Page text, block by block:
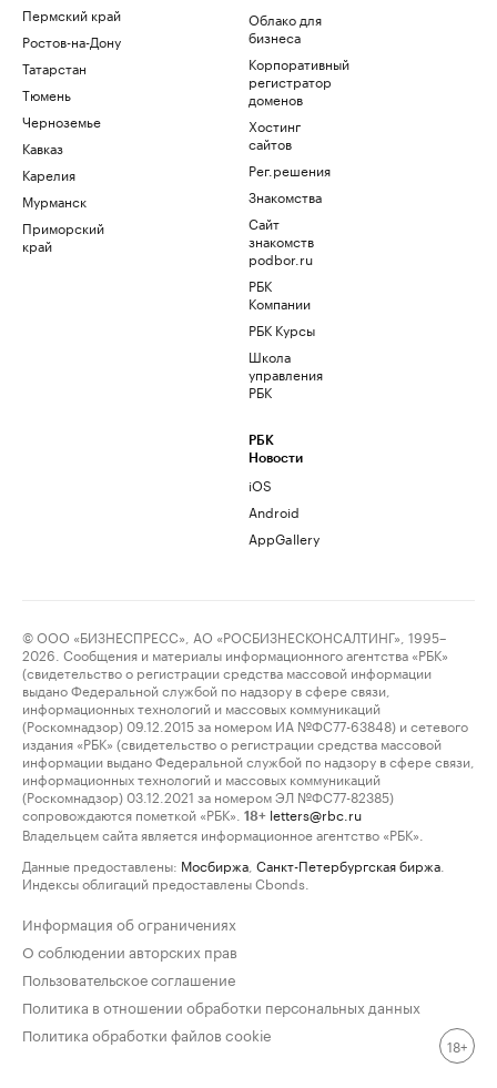
Пермский край
Ростов-на-Дону
Татарстан
Тюмень
Черноземье
Кавказ
Карелия
Мурманск
Приморский
край
Облако для
бизнеса
Корпоративный
регистратор
доменов
Хостинг
сайтов
Рег.решения
Знакомства
Сайт
знакомств
podbor.ru
РБК
Компании
РБК Курсы
Школа
управления
РБК
РБК
Новости
iOS
Android
AppGallery
© ООО «БИЗНЕСПРЕСС», АО «РОСБИЗНЕСКОНСАЛТИНГ», 1995–
2026. Сообщения и материалы информационного агентства «РБК»
(свидетельство о регистрации средства массовой информации
выдано Федеральной службой по надзору в сфере связи,
информационных технологий и массовых коммуникаций
(Роскомнадзор) 09.12.2015 за номером ИА №ФС77-63848) и сетевого
издания «РБК» (свидетельство о регистрации средства массовой
информации выдано Федеральной службой по надзору в сфере связи,
информационных технологий и массовых коммуникаций
(Роскомнадзор) 03.12.2021 за номером ЭЛ №ФС77-82385)
сопровождаются пометкой «РБК».
18+ letters@rbc.ru
Владельцем сайта является информационное агентство «РБК».
Данные предоставлены: Мосбиржа Санкт-Петербургская биржа
Индексы облигаций предоставлены Cbonds.
Информация об ограничениях
О соблюдении авторских прав
Пользовательское соглашение
Политика в отношении обработки персональных данных
Политика обработки файлов cookie
18+